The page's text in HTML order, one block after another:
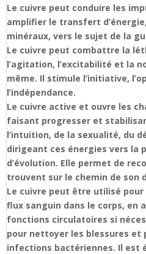
Le cuivre peut conduire les
amplifier le transfert
minéraux, vers le sujet de la
Le cuivre peut combattre la
l’agitation, l’excitabilité et la
même. Il stimule l’initiative,
l’indépendance.
Le cuivre active et ouvre les
faisant progresser et
l’intuition, de la sexualité, du
dirigeant ces énergies vers la
d’évolution. Elle permet de
trouvent sur le chemin de son
Le cuivre peut être utilisé
flux sanguin dans le corps, en
fonctions circulatoires si
pour nettoyer les blessures et
infections bactériennes. Il est